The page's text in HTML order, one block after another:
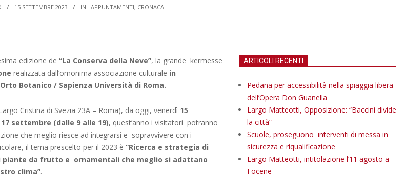
15 SETTEMBRE 2023 IN: APPUNTAMENTI, CRONACA
edizione de “La Conserva della Neve”, la grande kermesse
realizzata dall’omonima associazione culturale in
Botanico / Sapienza Università di Roma.
Cristina di Svezia 23A – Roma), da oggi, venerdì 15
settembre (dalle 9 alle 19), quest’anno i visitatori potranno
che meglio riesce ad integrarsi e sopravvivere con i
il tema prescelto per il 2023 è “Ricerca e strategia di
piante da frutto e ornamentali che meglio si adattano
clima”.
ARTICOLI RECENTI
Pedana per accessibilità nella spiaggia libera
dell’Opera Don Guanella
Largo Matteotti, Opposizione: “Baccini divide
la città”
Scuole, proseguono interventi di messa in
sicurezza e riqualificazione
Largo Matteotti, intitolazione l’11 agosto a
Focene